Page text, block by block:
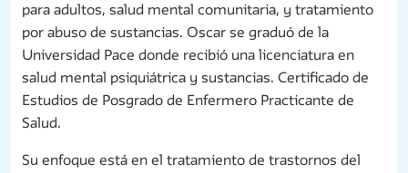
para adultos, salud mental comunitaria, y tratamiento
por abuso de sustancias. Oscar se graduó de la
Universidad Pace donde recibió una licenciatura en
salud mental psiquiátrica y sustancias. Certificado de
Estudios de Posgrado de Enfermero Practicante de
Salud.
Su enfoque está en el tratamiento de trastornos del